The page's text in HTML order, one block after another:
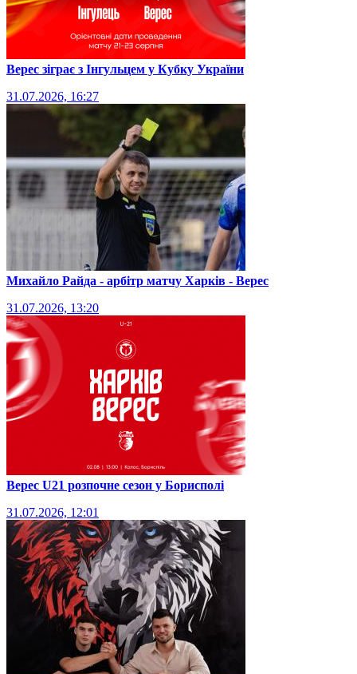
Верес зіграє з Інгульцем у Кубку України
31.07.2026, 16:27
Михайло Райда - арбітр матчу Харків - Верес
31.07.2026, 13:20
Верес U21 розпочне сезон у Борисполі
31.07.2026, 12:01